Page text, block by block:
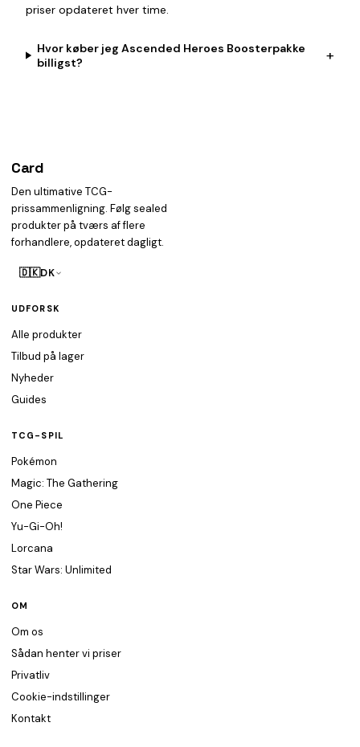
priser opdateret hver time.
Hvor køber jeg Ascended Heroes Boosterpakke
billigst?
+
Card
Den ultimative TCG-
prissammenligning. Følg sealed
produkter på tværs af flere
forhandlere, opdateret dagligt.
🇩🇰DK
UDFORSK
Alle produkter
Tilbud på lager
Nyheder
Guides
TCG-SPIL
Pokémon
Magic: The Gathering
One Piece
Yu-Gi-Oh!
Lorcana
Star Wars: Unlimited
OM
Om os
Sådan henter vi priser
Privatliv
Cookie-indstillinger
Kontakt